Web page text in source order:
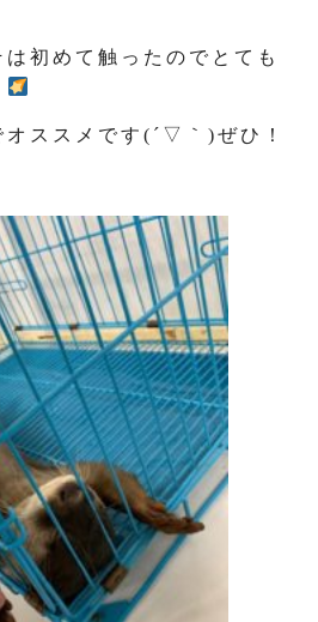
初めて触ったのでとても
ススメです(´▽｀)ぜひ！